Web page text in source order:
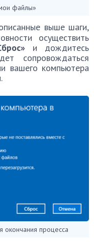
файлы»
выше шаги,
осуществить
и дождитесь
сопровождаться
вашего компьютера
процесса